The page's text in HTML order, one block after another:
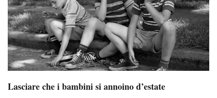
Lasciare che i bambini si annoino d’estate